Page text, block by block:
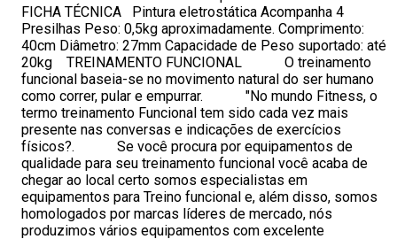
FICHA TÉCNICA Pintura eletrostática Acompanha 4
Presilhas Peso: 0,5kg aproximadamente. Comprimento:
40cm Diâmetro: 27mm Capacidade de Peso suportado: até
20kg TREINAMENTO FUNCIONAL O treinamento
funcional baseia-se no movimento natural do ser humano
como correr, pular e empurrar. "No mundo Fitness, o
termo treinamento Funcional tem sido cada vez mais
presente nas conversas e indicações de exercícios
físicos?. Se você procura por equipamentos de
qualidade para seu treinamento funcional você acaba de
chegar ao local certo somos especialistas em
equipamentos para Treino funcional e, além disso, somos
homologados por marcas líderes de mercado, nós
produzimos vários equipamentos com excelente